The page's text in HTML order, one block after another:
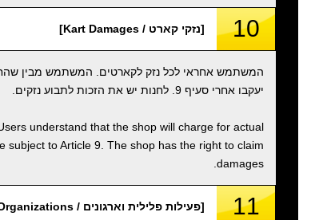
10 [נזקי קארט / Kart Damages]
המשתמש אחראי לכל נזק לקארטים. המשתמש מבין
יעקבו אחרי סעיף 9. לחנות יש את הזכות לתבוע נזקים.
understand that the shop will charge for actual
to Article 9. The shop has the right to claim
damages.
11 [פעילות פלילית וארגונים / Criminal Activity and Organizations]